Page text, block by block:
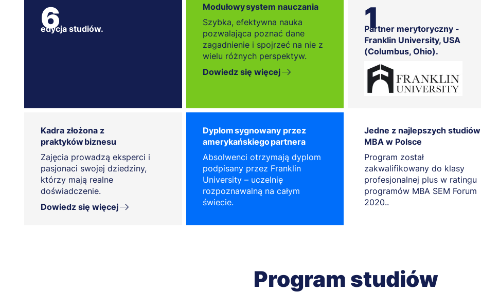
6
edycja studiów.
Modułowy system nauczania
Szybka, efektywna nauka
pozwalająca poznać dane
zagadnienie i spojrzeć na nie z
wielu różnych perspektyw.
Dowiedz się więcej
1
Partner merytoryczny -
Franklin University, USA
(Columbus, Ohio).
Kadra złożona z
praktyków biznesu
Zajęcia prowadzą eksperci i
pasjonaci swojej dziedziny,
którzy mają realne
doświadczenie.
Dowiedz się więcej
Dyplom sygnowany przez
amerykańskiego partnera
Absolwenci otrzymają dyplom
podpisany przez Franklin
University – uczelnię
rozpoznawalną na całym
świecie.
Jedne z najlepszych studiów
MBA w Polsce
Program został
zakwalifikowany do klasy
profesjonalnej plus w ratingu
programów MBA SEM Forum
2020..
Program studiów